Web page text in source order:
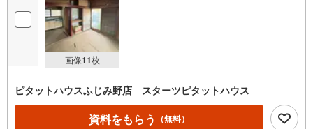
画像11枚
ピタットハウスふじみ野店 スターツピタットハウス
資料をもらう （無料）